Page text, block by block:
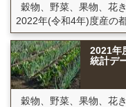
穀物、野菜、果物、花
2022年(令和4年)度産の
2021年
統計デ
穀物、野菜、果物、花